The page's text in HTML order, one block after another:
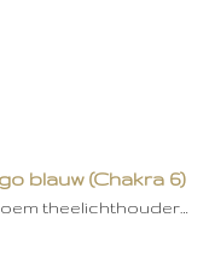
blauw (Chakra 6)
theelichthouder…